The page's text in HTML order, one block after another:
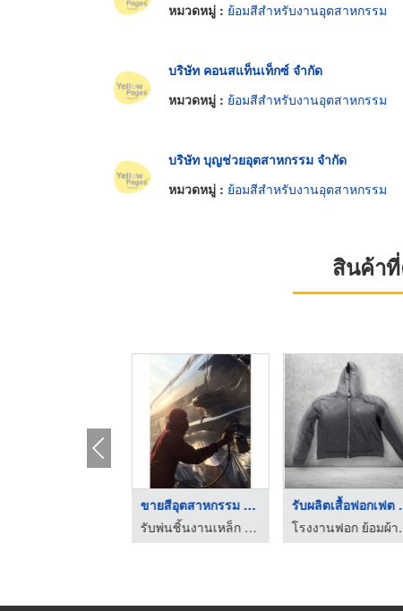
หมวดหมู่ : ย้อมสีสำหรับงานอุตสาหกรรม
บริษัท คอนสแท็นเท็กซ์ จำกัด
หมวดหมู่ : ย้อมสีสำหรับงานอุตสาหกรรม
บริษัท บุญช่วยอุตสาหกรรม จำกัด
หมวดหมู่ : ย้อมสีสำหรับงานอุตสาหกรรม
สินค้า
ขายสีอุตสาหกรรม ชลบุ ...
รับพ่นชิ้นงานเหล็ก ชลบุรี
รับผ
โรงงา